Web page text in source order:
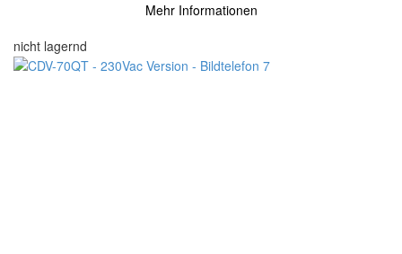
Mehr Informationen
nicht lagernd